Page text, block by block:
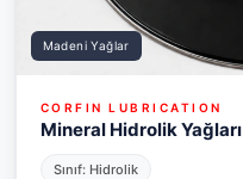
Madeni Yağlar
CORFIN LUBRICATION
Mineral Hidrolik Yağları
Sınıf: Hidrolik